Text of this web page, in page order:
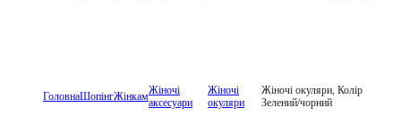
ГоловнаШопінгЖінкамЖіночі
аксесуари
Жіночі
окуляри
Жіночі окуляри, Колір
Зелений/чорний